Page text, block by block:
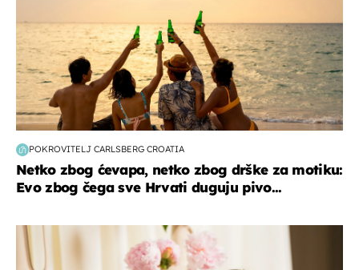
POKROVITELJ CARLSBERG CROATIA
Netko zbog ćevapa, netko zbog drške za motiku:
Evo zbog čega sve Hrvati duguju pivo...
moda & ljepota